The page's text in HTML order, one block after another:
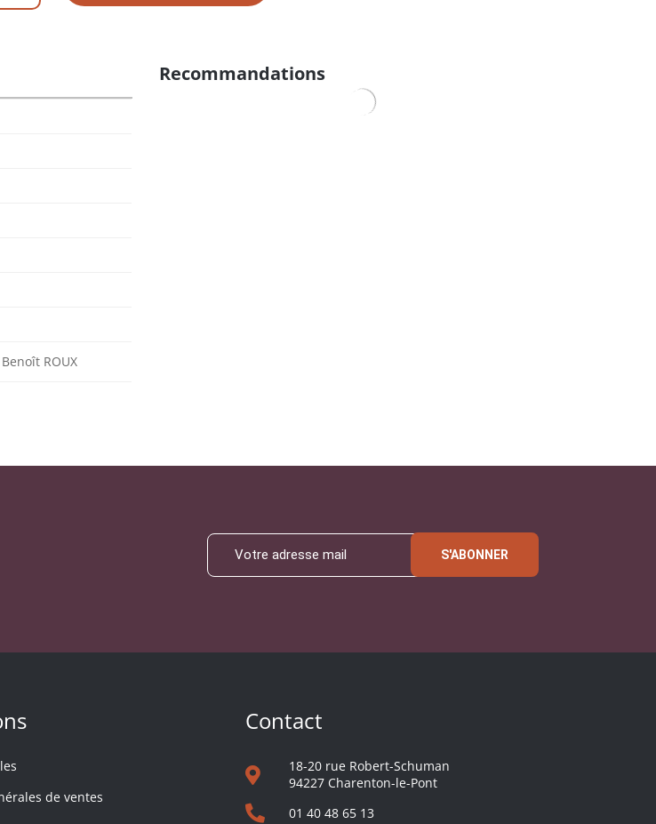
ROUX
Recommandations
S'ABONNER
de ventes
Contact
18-20 rue Robert-Schuman
94227 Charenton-le-Pont
01 40 48 65 13